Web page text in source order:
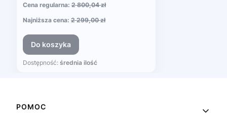
Cena regularna: 2 800,04 zł
Najniższa cena: 2 299,00 zł
Do koszyka
Dostępność: średnia ilość
Linki w stopce
POMOC